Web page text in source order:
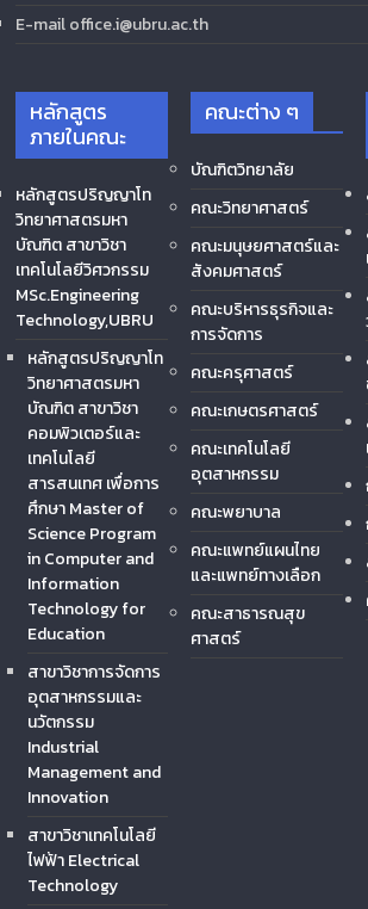
E-mail office.i@ubru.ac.th
หลักสูตร
ภายในคณะ
หลักสูตรปริญญาโท
วิทยาศาสตรมหา
บัณฑิต สาขาวิชา
เทคโนโลยีวิศวกรรม
MSc.Engineering
Technology,UBRU
หลักสูตรปริญญาโท
วิทยาศาสตรมหา
บัณฑิต สาขาวิชา
คอมพิวเตอร์และ
เทคโนโลยี
สารสนเทศ เพื่อการ
ศึกษา Master of
Science Program
in Computer and
Information
Technology for
Education
สาขาวิชาการจัดการ
อุตสาหกรรมและ
นวัตกรรม
Industrial
Management and
Innovation
สาขาวิชาเทคโนโลยี
ไฟฟ้า Electrical
Technology
คณะต่าง ๆ
บัณฑิตวิทยาลัย
คณะวิทยาศาสตร์
คณะมนุษยศาสตร์และ
สังคมศาสตร์
คณะบริหารธุรกิจและ
การจัดการ
คณะครุศาสตร์
คณะเกษตรศาสตร์
คณะเทคโนโลยี
อุตสาหกรรม
คณะพยาบาล
คณะแพทย์แผนไทย
และแพทย์ทางเลือก
คณะสาธารณสุข
ศาสตร์